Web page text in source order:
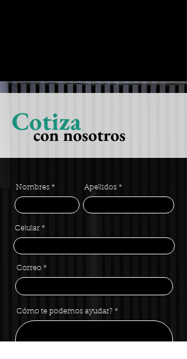
Cotiza
con nosotros
Nombres Apellidos
Celular
Correo
Cómo te podemos ayudar?